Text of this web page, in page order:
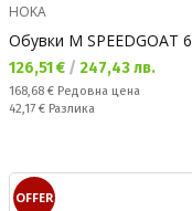
HOKA
Обувки M SPEEDGOAT 6
Текуща цена:
126,51 € / 247,43 лв.
Редовна цена:
168,68 € Редовна цена
Спестявате:
42,17 € Разлика
OFFER